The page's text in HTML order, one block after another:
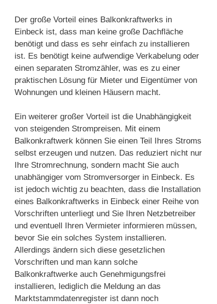
Der große Vorteil eines Balkonkraftwerks in
Einbeck ist, dass man keine große Dachfläche
benötigt und dass es sehr einfach zu installieren
ist. Es benötigt keine aufwendige Verkabelung oder
einen separaten Stromzähler, was es zu einer
praktischen Lösung für Mieter und Eigentümer von
Wohnungen und kleinen Häusern macht.
Ein weiterer großer Vorteil ist die Unabhängigkeit
von steigenden Strompreisen. Mit einem
Balkonkraftwerk können Sie einen Teil Ihres Stroms
selbst erzeugen und nutzen. Das reduziert nicht nur
Ihre Stromrechnung, sondern macht Sie auch
unabhängiger vom Stromversorger in Einbeck. Es
ist jedoch wichtig zu beachten, dass die Installation
eines Balkonkraftwerks in Einbeck einer Reihe von
Vorschriften unterliegt und Sie Ihren Netzbetreiber
und eventuell Ihren Vermieter informieren müssen,
bevor Sie ein solches System installieren.
Allerdings ändern sich diese gesetzlichen
Vorschriften und man kann solche
Balkonkraftwerke auch Genehmigungsfrei
installieren, lediglich die Meldung an das
Marktstammdatenregister ist dann noch